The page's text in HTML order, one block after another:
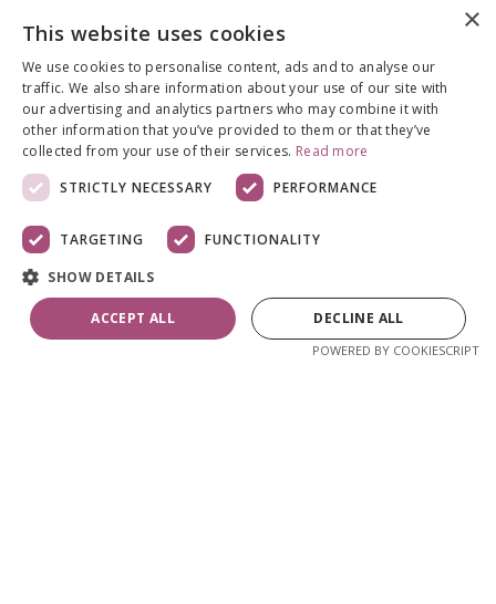
Tarne
Müük
Garantii
Reklamatsioonid
Kontakt
A2A OÜ
Sinikivi tee 8
75306 Rae vald
×
This website uses cookies
We use cookies to personalise content, ads and to analyse our
traffic. We also share information about your use of our site with
our advertising and analytics partners who may combine it with
other information that you’ve provided to them or that they’ve
collected from your use of their services. Read more
STRICTLY NECESSARY
PERFORMANCE
TARGETING FUNCTIONALITY
SHOW DETAILS
ACCEPT ALL DECLINE ALL
POWERED BY COOKIESCRIPT